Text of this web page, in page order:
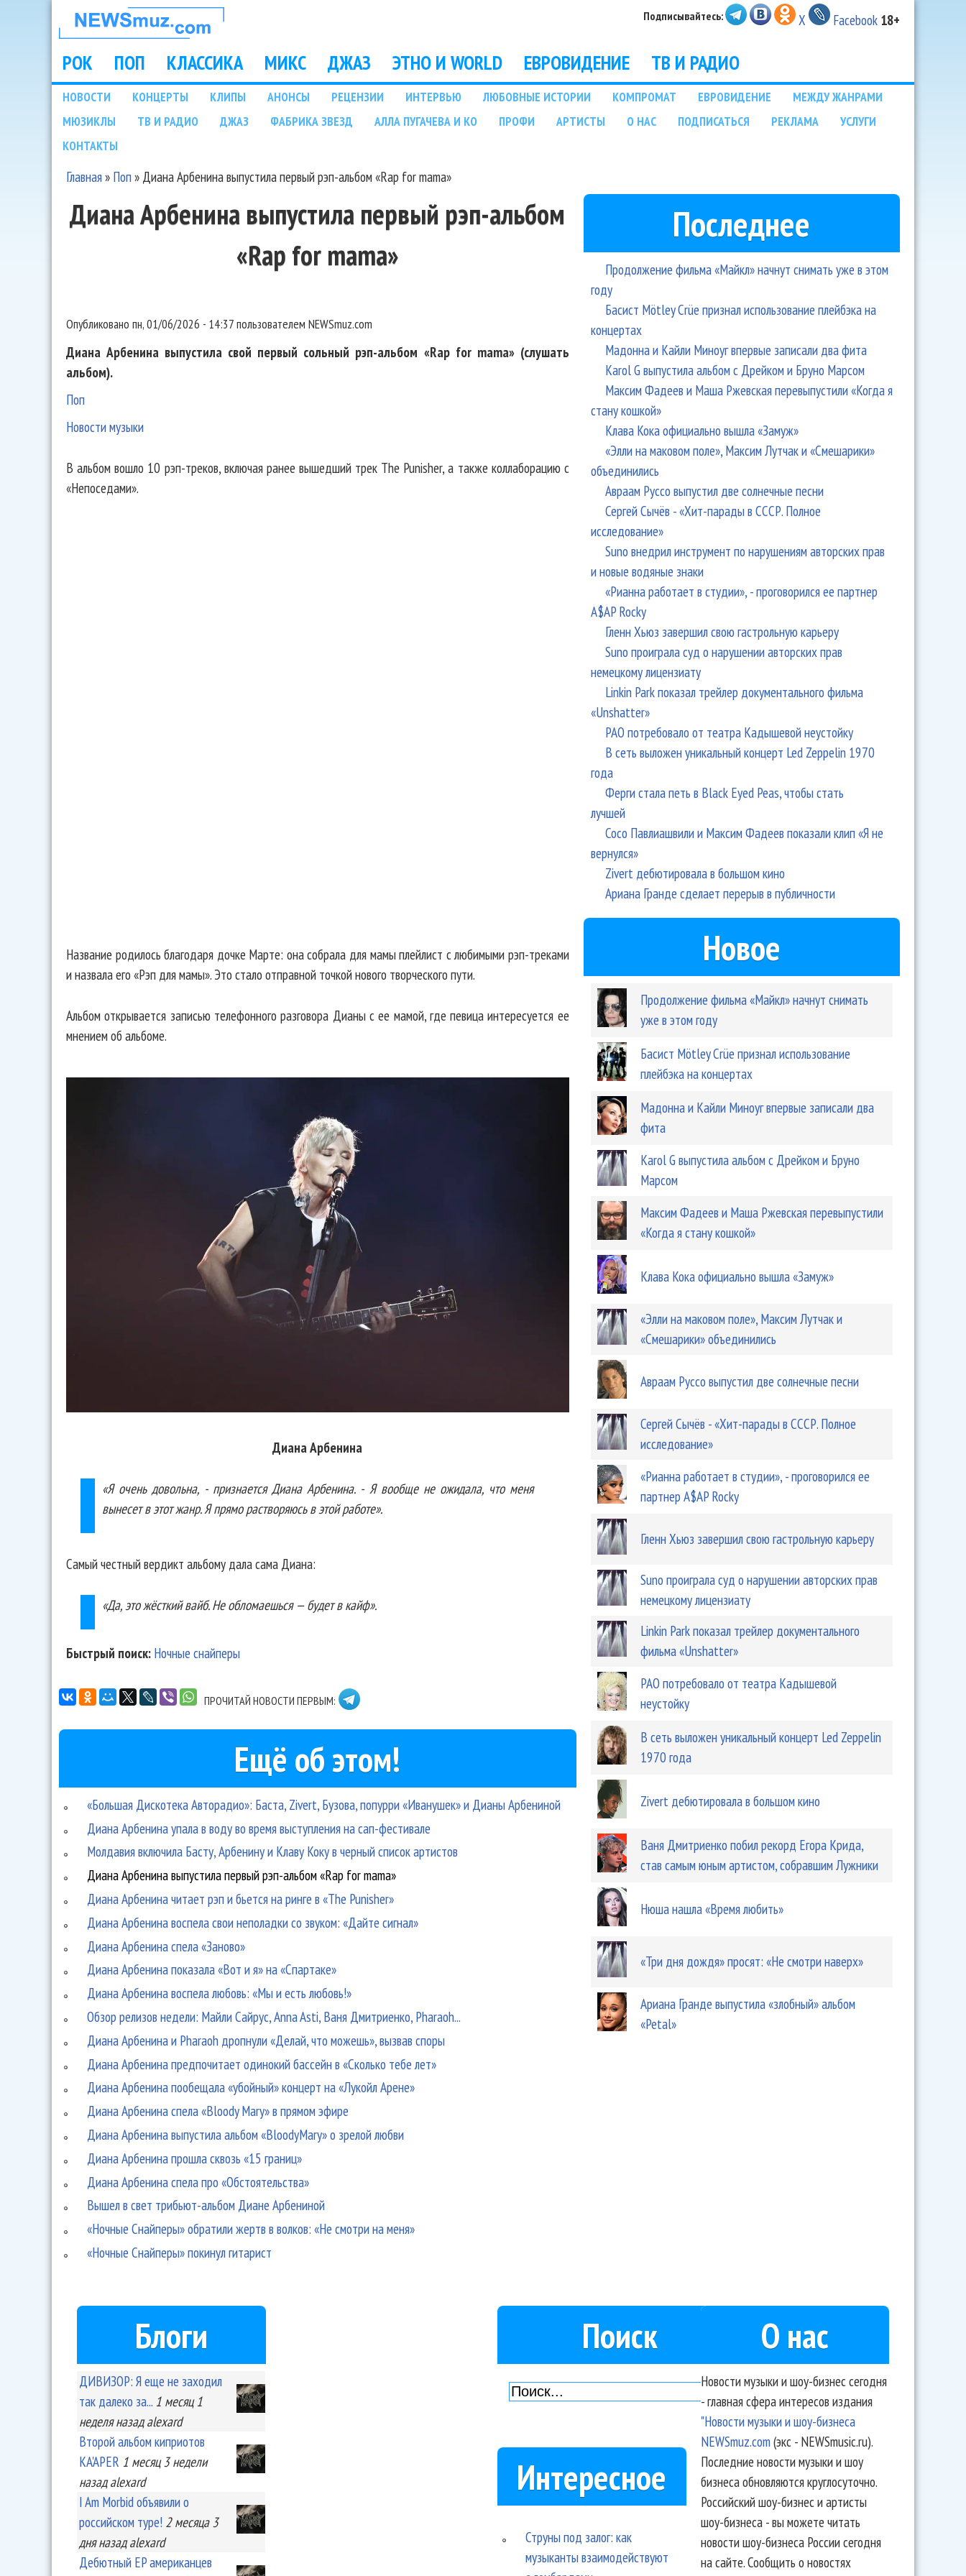
НОВОСТИ
МУЗЫКИ И
ШОУ БИЗНЕСА
NEWSMUZ.COM
Подписывайтесь: X Facebook 18+
Main menu
РОК ПОП КЛАССИКА МИКС ДЖАЗ ЭТНО И WORLD ЕВРОВИДЕНИЕ ТВ И РАДИО
Подразделы
НОВОСТИ КОНЦЕРТЫ КЛИПЫ АНОНСЫ РЕЦЕНЗИИ ИНТЕРВЬЮ ЛЮБОВНЫЕ ИСТОРИИ КОМПРОМАТ ЕВРОВИДЕНИЕ
МЕЖДУ ЖАНРАМИ
МЮЗИКЛЫ
ТВ И РАДИО ДЖАЗ ФАБРИКА ЗВЕЗД АЛЛА ПУГАЧЕВА И КО ПРОФИ АРТИСТЫ О НАС ПОДПИСАТЬСЯ РЕКЛАМА
УСЛУГИ
КОНТАКТЫ
Главная» Поп» Диана Арбенина выпустила первый рэп-альбом «Rap for mama»
Диана Арбенина выпустила первый рэп-альбом
«Rap for mama»
Опубликовано пн, 01/06/2026 - 14:37пользователем NEWSmuz.com
Диана Арбенина выпустила свой первый сольный рэп-альбом «Rap for mama» (слушать
альбом).
Поп
Новости музыки
В альбом вошло 10 рэп-треков, включая ранее вышедший трек The Punisher, а также коллаборацию с
«Непоседами».
Название родилось благодаря дочке Марте: она собрала для мамы плейлист с любимыми рэп-треками
и назвала его «Рэп для мамы». Это стало отправной точкой нового творческого пути.
Альбом открывается записью телефонного разговора Дианы с ее мамой, где певица интересуется ее
мнением об альбоме.
Диана Арбенина
«Я очень довольна, - признается Диана Арбенина. - Я вообще не ожидала, что меня
вынесет в этот жанр. Я прямо растворяюсь в этой работе».
Самый честный вердикт альбому дала сама Диана:
«Да, это жёсткий вайб. Не обломаешься — будет в кайф».
Быстрый поиск: Ночные снайперы
ПРОЧИТАЙ НОВОСТИ ПЕРВЫМ:
Ещё об этом!
«Большая Дискотека Авторадио»: Баста, Zivert, Бузова, попурри «Иванушек» и Дианы Арбениной
Диана Арбенина упала в воду во время выступления на сап-фестивале
Молдавия включила Басту, Арбенину и Клаву Коку в черный список артистов
Диана Арбенина выпустила первый рэп-альбом «Rap for mama»
Диана Арбенина читает рэп и бьется на ринге в «The Punisher»
Диана Арбенина воспела свои неполадки со звуком: «Дайте сигнал»
Диана Арбенина спела «Заново»
Диана Арбенина показала «Вот и я» на «Спартаке»
Диана Арбенина воспела любовь: «Мы и есть любовь!»
Обзор релизов недели: Майли Сайрус, Anna Asti, Ваня Дмитриенко, Pharaoh...
Диана Арбенина и Pharaoh дропнули «Делай, что можешь», вызвав споры
Диана Арбенина предпочитает одинокий бассейн в «Сколько тебе лет»
Диана Арбенина пообещала «убойный» концерт на «Лукойл Арене»
Диана Арбенина спела «Bloody Mary» в прямом эфире
Диана Арбенина выпустила альбом «BloodyMary» о зрелой любви
Диана Арбенина прошла сквозь «15 границ»
Диана Арбенина спела про «Обстоятельства»
Вышел в свет трибьют-альбом Диане Арбениной
«Ночные Снайперы» обратили жертв в волков: «Не смотри на меня»
«Ночные Снайперы» покинул гитарист
Последнее
Продолжение фильма «Майкл» начнут снимать уже в этом
году
Басист Mötley Crüe признал использование плейбэка на
концертах
Мадонна и Кайли Миноуг впервые записали два фита
Karol G выпустила альбом с Дрейком и Бруно Марсом
Максим Фадеев и Маша Ржевская перевыпустили «Когда я
стану кошкой»
Клава Кока официально вышла «Замуж»
«Элли на маковом поле», Максим Лутчак и «Смешарики»
объединились
Авраам Руссо выпустил две солнечные песни
Сергей Сычёв - «Хит-парады в СССР. Полное
исследование»
Suno внедрил инструмент по нарушениям авторских прав
и новые водяные знаки
«Рианна работает в студии», - проговорился ее партнер
A$AP Rocky
Гленн Хьюз завершил свою гастрольную карьеру
Suno проиграла суд о нарушении авторских прав
немецкому лицензиату
Linkin Park показал трейлер документального фильма
«Unshatter»
РАО потребовало от театра Кадышевой неустойку
В сеть выложен уникальный концерт Led Zeppelin 1970
года
Ферги стала петь в Black Eyed Peas, чтобы стать
лучшей
Сосо Павлиашвили и Максим Фадеев показали клип «Я не
вернулся»
Zivert дебютировала в большом кино
Ариана Гранде сделает перерыв в публичности
Новое
Продолжение фильма «Майкл» начнут снимать
уже в этом году
Басист Mötley Crüe признал использование
плейбэка на концертах
Мадонна и Кайли Миноуг впервые записали два
фита
Karol G выпустила альбом с Дрейком и Бруно
Марсом
Максим Фадеев и Маша Ржевская перевыпустили
«Когда я стану кошкой»
Клава Кока официально вышла «Замуж»
«Элли на маковом поле», Максим Лутчак и
«Смешарики» объединились
Авраам Руссо выпустил две солнечные песни
Сергей Сычёв - «Хит-парады в СССР. Полное
исследование»
«Рианна работает в студии», - проговорился ее
партнер A$AP Rocky
Гленн Хьюз завершил свою гастрольную карьеру
Suno проиграла суд о нарушении авторских прав
немецкому лицензиату
Linkin Park показал трейлер документального
фильма «Unshatter»
РАО потребовало от театра Кадышевой
неустойку
В сеть выложен уникальный концерт Led Zeppelin
1970 года
Zivert дебютировала в большом кино
Ваня Дмитриенко побил рекорд Егора Крида,
став самым юным артистом, собравшим Лужники
Нюша нашла «Время любить»
«Три дня дождя» просят: «Не смотри наверх»
Ариана Гранде выпустила «злобный» альбом
«Petal»
Блоги
ДИВИЗОР: Я еще не заходил
так далеко за... 1 месяц 1
неделяназад alexard
Второй альбом киприотов
KA'APER 1 месяц 3 недели
назад alexard
I Am Morbid объявили о
российском туре! 2 месяца 3
дняназад alexard
Дебютный EP американцев
Поиск
Интересное
Струны под залог: как
музыканты взаимодействуют
О нас
Новости музыки и шоу-бизнес сегодня
- главная сфера интересов издания
"Новости музыки и шоу-бизнеса
NEWSmuz.com(экс - NEWSmusic.ru).
Последние новости музыки и шоу
бизнеса обновляются круглосуточно.
Российский шоу-бизнес и артисты
шоу-бизнеса - вы можете читать
новости шоу-бизнеса России сегодня
на сайте. Сообщить о новостях